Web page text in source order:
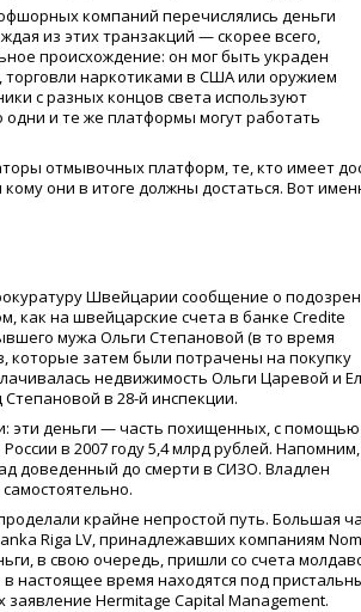
компаний перечислялись деньги
из этих транзакций — скорее всего,
происхождение: он мог быть украден
наркотиками в США или оружием
с разных концов света используют
одни и те же платформы могут работать
отмывочных платформ, те, кто имеет
они в итоге должны достаться. Вот
Швейцарии сообщение о
как на швейцарские счета в банке Credite
мужа Ольги Степановой (в то время
которые затем были потрачены на покупку
недвижимость Ольги Царевой и
в 28-й инспекции.
эти деньги — часть похищенных, с помощью
в 2007 году 5,4 млрд рублей. Напомним,
доведенный до смерти в СИЗО. Владлен
крайне непростой путь. Большая
Riga LV, принадлежавших компаниям
в свою очередь, пришли со счета
настоящее время находятся под
Hermitage Capital Management.